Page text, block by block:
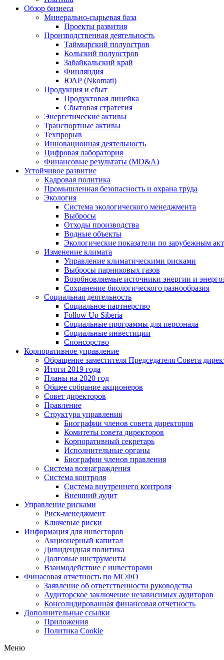
Обзор бизнеса
Минерально-сырьевая база
Проекты развития
Производственная деятельность
Таймырский полуостров
Кольский полуостров
Забайкальский край
Финляндия
ЮАР (Nkomati)
Продукция и сбыт
Продуктовая линейка
Сбытовая стратегия
Энергетические активы
Транспортные активы
Техпрорыв
Инновационная деятельность
Цифровая лаборатория
Финансовые результаты (MD&A)
Устойчивое развитие
Кадровая политика
Промышленная безопасность и охрана труда
Экология
Система экологического менеджмента
Выбросы
Отходы производства
Водные объекты
Экологические показатели по зарубежным
Изменение климата
Управление климатическими рисками
Выбросы парниковых газов
Возобновляемые источники энергии и
Сохранение биологического разнообразия
Социальная деятельность
Социальное партнерство
Follow Up Siberia
Социальные программы для персонала
Социальные инвестиции
Спонсорство
Корпоративное управление
Обращение заместителя Председателя Совета
Итоги 2019 года
Планы на 2020 год
Общее собрание акционеров
Совет директоров
Правление
Структура управления
Биографии членов совета директоров
Комитеты совета директоров
Корпоративный секретарь
Исполнительные органы
Биографии членов правления
Система вознаграждения
Система контроля
Система внутреннего контроля
Внешний аудит
Управление рисками
Риск-менеджмент
Ключевые риски
Информация для инвесторов
Акционерный капитал
Дивидендная политика
Долговые инструменты
Взаимодействие с инвеcторами
Финасовая отчетность по МСФО
Заявление об ответственности руководства
Аудиторское заключение независимых аудиторов
Консолидированная финансовая отчетность
Дополнительные ссылки
Приложения
Политика Cookie
Меню